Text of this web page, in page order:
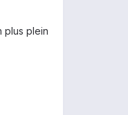
plus plein